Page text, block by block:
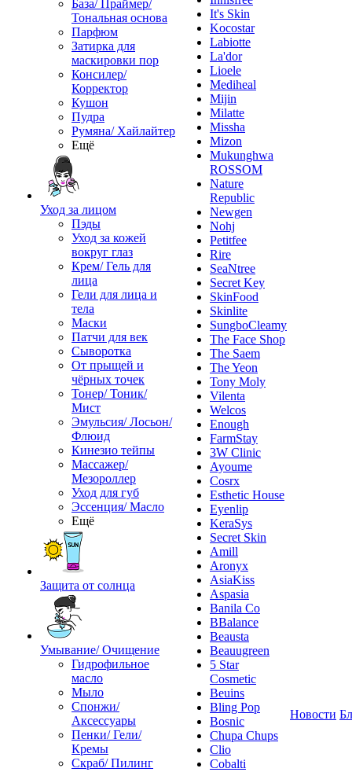
База/ Праймер/
Тональная основа
Парфюм
Затирка для
маскировки пор
Консилер/
Корректор
Кушон
Пудра
Румяна/ Хайлайтер
Ещё
Уход за лицом
Пэды
Уход за кожей
вокруг глаз
Крем/ Гель для
лица
Гели для лица и
тела
Маски
Патчи для век
Сыворотка
От прыщей и
чёрных точек
Тонер/ Тоник/
Мист
Эмульсия/ Лосьон/
Флюид
Кинезио тейпы
Массажер/
Мезороллер
Уход для губ
Эссенция/ Масло
Ещё
Защита от солнца
Умывание/ Очищение
Гидрофильное
масло
Мыло
Спонжи/
Аксессуары
Пенки/ Гели/
Кремы
Скраб/ Пилинг
It's Skin
Kocostar
Labiotte
La'dor
Lioele
Mediheal
Mijin
Milatte
Missha
Mizon
Mukunghwa
ROSSOM
Nature
Republic
Newgen
Nohj
Petitfee
Rire
SeaNtree
Secret Key
SkinFood
Skinlite
SungboCleamy
The Face Shop
The Saem
The Yeon
Tony Moly
Vilenta
Welcos
Enough
FarmStay
3W Clinic
Ayoume
Cosrx
Esthetic House
Eyenlip
KeraSys
Secret Skin
Amill
Aronyx
AsiaKiss
Aspasia
Banila Co
BBalance
Beausta
Beauugreen
5 Star
Cosmetic
Beuins
Bling Pop
Bosnic
Chupa Chups
Clio
Cobalti
Новости